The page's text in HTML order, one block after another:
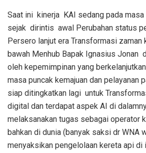
Saat ini kinerja KAI sedang pada masa
sejak dirintis awal Perubahan status
Persero lanjut era Transformasi zaman
bawah Menhub Bapak Ignasius Jonan
oleh kepemimpinan yang
masa puncak kemajuan dan pelayanan
siap ditingkatkan lagi untuk
digital dan terdapat aspek AI di
melaksanakan tugas sebagai operator
bahkan di dunia (banyak saksi dr WNA
menyaksikan pengelolaan kereta api di